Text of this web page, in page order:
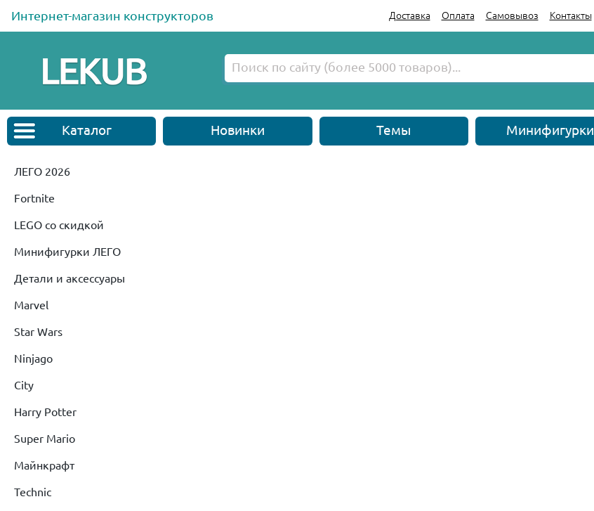
Интернет-магазин конструкторов Доставка Оплата Самовывоз Контакты
Каталог Новинки Темы Минифигурки
ЛЕГО 2026
Fortnite
LEGO со скидкой
Минифигурки ЛЕГО
Детали и аксессуары
Marvel
Star Wars
Ninjago
City
Harry Potter
Super Mario
Майнкрафт
Technic